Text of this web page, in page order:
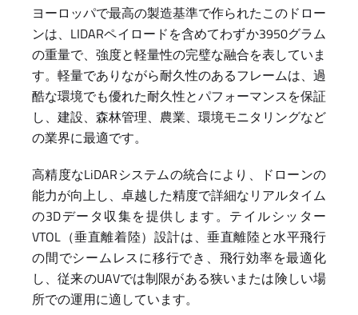
ヨーロッパで最高の製造基準で作られたこのドロー
ンは、LIDARペイロードを含めてわずか3950グラム
の重量で、強度と軽量性の完璧な融合を表していま
す。軽量でありながら耐久性のあるフレームは、過
酷な環境でも優れた耐久性とパフォーマンスを保証
し、建設、森林管理、農業、環境モニタリングなど
の業界に最適です。
高精度なLiDARシステムの統合により、ドローンの
能力が向上し、卓越した精度で詳細なリアルタイム
の3Dデータ収集を提供します。テイルシッター
VTOL（垂直離着陸）設計は、垂直離陸と水平飛行
の間でシームレスに移行でき、飛行効率を最適化
し、従来のUAVでは制限がある狭いまたは険しい場
所での運用に適しています。